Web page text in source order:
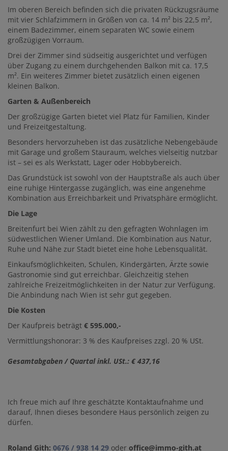
Im oberen Bereich befinden sich die privaten Rückzugsräume
mit vier Schlafzimmern in Größen von ca. 14 m² bis 22,5 m²,
einem Badezimmer, einem separaten WC sowie einem
großzügigen Vorraum.
Drei der Zimmer sind südseitig ausgerichtet und verfügen
über Zugang zu einem durchgehenden Balkon mit ca. 17,5
m². Ein weiteres Zimmer bietet zusätzlich einen eigenen
kleinen Balkon.
Garten & Außenbereich
Der großzügige Garten bietet viel Platz für Familien, Kinder
und Freizeitgestaltung.
Besonders hervorzuheben ist das zusätzliche Nebengebäude
mit Garage und großem Stauraum, welches vielseitig nutzbar
ist – sei es als Werkstatt, Lager oder Hobbybereich.
Das Grundstück ist sowohl von der Hauptstraße als auch über
eine ruhige Hintergasse zugänglich, was eine angenehme
Kombination aus Erreichbarkeit und Privatsphäre ermöglicht.
Die Lage
Breitenfurt bei Wien zählt zu den gefragten Wohnlagen im
südwestlichen Wiener Umland. Die Kombination aus Natur,
Ruhe und Nähe zur Stadt bietet eine hohe Lebensqualität.
Einkaufsmöglichkeiten, Schulen, Kindergärten, Ärzte sowie
Gastronomie sind gut erreichbar. Gleichzeitig stehen
zahlreiche Freizeitmöglichkeiten in der Natur zur Verfügung.
Die Anbindung nach Wien ist sehr gut gegeben.
Die Kosten
Der Kaufpreis beträgt € 595.000,-
Vermittlungshonorar: 3 % des Kaufpreises zzgl. 20 % USt.
Gesamtabgaben / Quartal inkl. USt.: € 437,16
Ich freue mich auf Ihre geschätzte Kontaktaufnahme und
darauf, Ihnen dieses besondere Haus persönlich zeigen zu
dürfen.
Roland Gith: 0676 / 938 14 29 oder office@immo-gith.at